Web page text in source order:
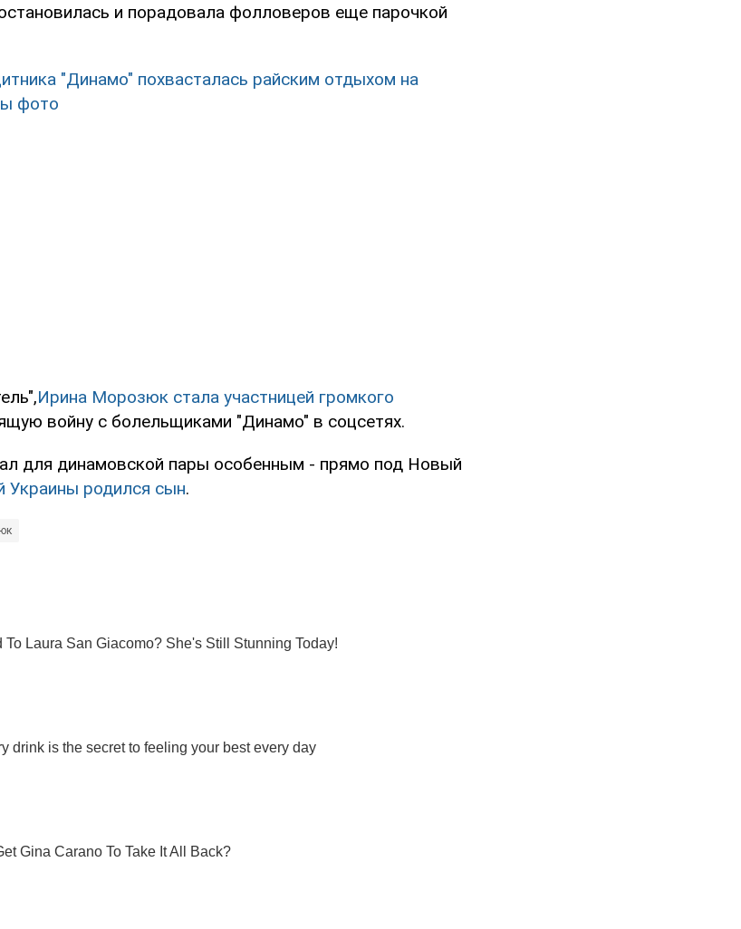
и порадовала фолловеров еще парочкой
"Динамо" похвасталась райским отдыхом на
фото
Ирина Морозюк стала участницей громкого
войну с болельщиками "Динамо" в соцсетях.
для динамовской пары особенным - прямо под Новый
Украины родился сын.